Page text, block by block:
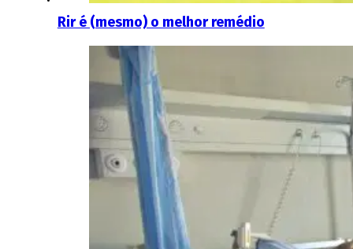
Rir é (mesmo) o melhor remédio